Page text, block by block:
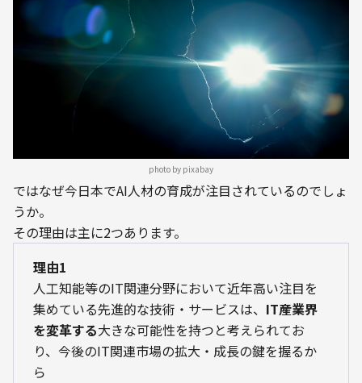
photo by pixabay
ではなぜ今日本でAI人材の育成が注目されているのでしょ
うか。
その理由は主に2つあります。
理由1
人工知能等のIT関連分野において近年高い注目を
集めている先進的な技術・サービスは、 IT産業界
を変革する大きな可能性を持つと考えられてお
り、今後のIT関連市場の拡大・成長の鍵を握るか
ら